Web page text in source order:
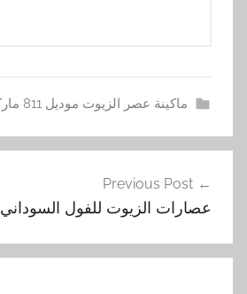
ماكينة عصر الزيوت موديل 811 ماركة المهندس منسي
ا
و
المقالات
Previous Post
عصارات الزيوت للفول السوداني